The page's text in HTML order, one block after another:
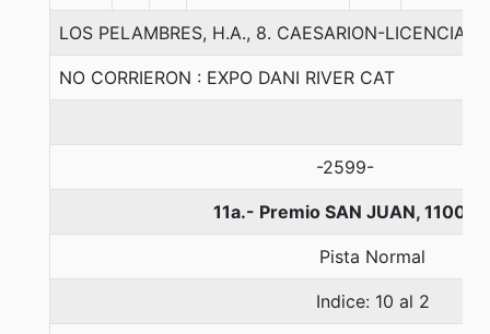
LOS PELAMBRES, H.A., 8. CAESARION-
NO CORRIERON : EXPO DANI RIVER CAT
-2599-
11a.- Premio SAN JUAN, 1100
Pista Normal
Indice: 10 al 2